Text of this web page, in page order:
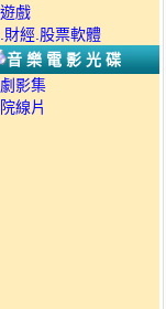
戲
財經.股票軟體
音樂電影光碟
影集
線片